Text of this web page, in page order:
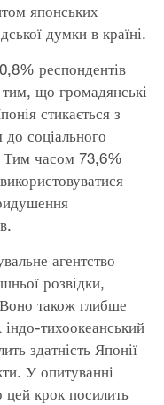
японських
думки в країні.
респондентів
що громадянські
стикається з
соціального
Тим часом 73,6%
агентство
розвідки,
Воно також глибше
тихоокеанський
здатність Японії
У опитуванні
крок посилить